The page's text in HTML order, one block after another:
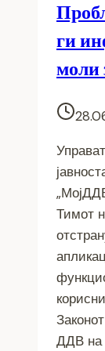
ги
моли
Тимот
ДДВ на